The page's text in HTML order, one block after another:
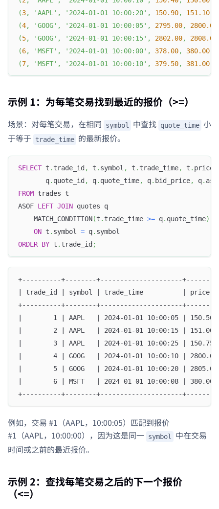
(3, 'AAPL' , '2024-01-01 10:00:20' , 150.90, 151.10
(4, 'GOOG' , '2024-01-01 10:00:05' , 2795.00, 2800.00
(5, 'GOOG' , '2024-01-01 10:00:15' , 2802.00, 2808.00
(6, 'MSFT' , '2024-01-01 10:00:00' , 378.00, 380.00
(7, 'MSFT' , '2024-01-01 10:00:10' , 379.50, 381.00
示例 1：为每笔交易找到最近的报价（>=）
场景：对每笔交易，在相同 symbol 中查找 quote_time 小
于等于 trade_time 的最新报价。
SELECT t . trade_id , t . symbol , t . trade_time, t . price
       q
. quote_id , q. quote_time, q. bid_price, q.
FROM trades t
ASOF LEFT JOIN quotes q
    MATCH_CONDITION
(t . trade_time >= q. quote_time)
ON t . symbol = q. symbol
ORDER BY t . trade_id ;
+----------+--------+---------------------
| trade_id | symbol | trade_time          | price
+----------+--------+---------------------
|        1 | AAPL   | 2024-01-01 10:00:05 |
|        2 | AAPL   | 2024-01-01 10:00:15 |
|        3 | AAPL   | 2024-01-01 10:00:25 |
|        4 | GOOG   | 2024-01-01 10:00:10 |
|        5 | GOOG   | 2024-01-01 10:00:20 |
|        6 | MSFT   | 2024-01-01 10:00:08 |
+----------+--------+---------------------
例如，交易 #1（AAPL，10:00:05）匹配到报价
#1（AAPL，10:00:00），因为这是同一 symbol
中在交易
时间或之前的最近报价。
示例 2：查找每笔交易之后的下一个报价
（<=）